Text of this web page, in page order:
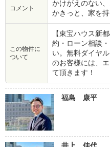
コメント
かけがえのない
かきっと、家を
この物件に
ついて
【東宝ハウス新
約・ローン相談
い。無料ダイヤ
のお客様には、
て頂きます！
福島 康平